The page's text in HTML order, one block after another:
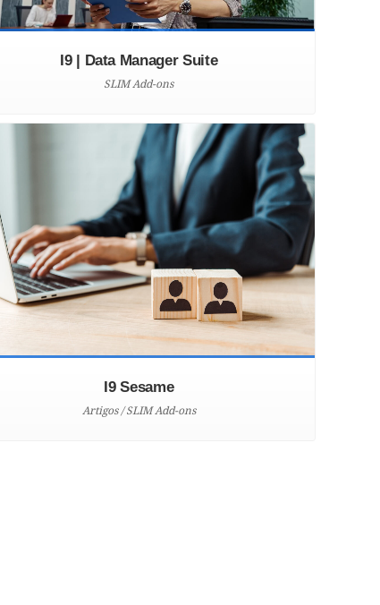
I9 | Data Manager Suite
SLIM Add-ons
I9 Sesame
Artigos / SLIM Add-ons